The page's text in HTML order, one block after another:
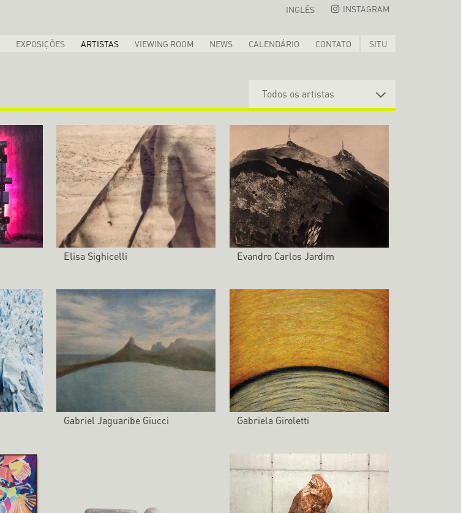
INGLÊS INSTAGRAM
EXPOSIÇÕES ARTISTAS VIEWING ROOM NEWS CALENDÁRIO CONTATO SITU
Elisa Sighicelli Evandro Carlos Jardim
Gabriel Jaguaribe Giucci Gabriela Giroletti